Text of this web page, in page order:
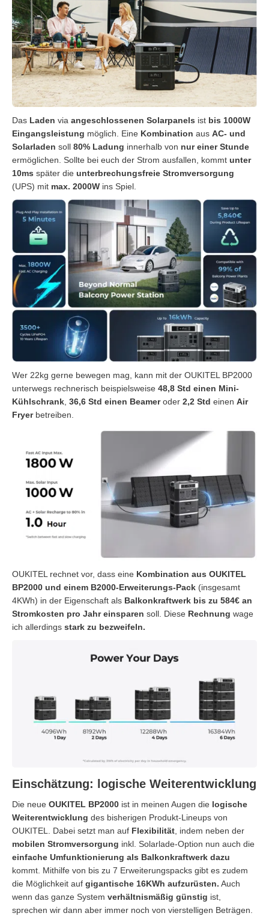
Das Laden via angeschlossenen Solarpanels ist bis 1000W
Eingangsleistung möglich. Eine Kombination aus AC- und
Solarladen soll 80% Ladung innerhalb von nur einer Stunde
ermöglichen. Sollte bei euch der Strom ausfallen, kommt unter
10ms später die unterbrechungsfreie Stromversorgung
(UPS) mit max. 2000W ins Spiel.
Wer 22kg gerne bewegen mag, kann mit der OUKITEL BP2000
unterwegs rechnerisch beispielsweise 48,8 Std einen Mini-
Kühlschrank 36,6 Std einen Beameroder 2,2 Std einen Air
Fryerbetreiben.
OUKITEL rechnet vor, dass eine Kombination aus OUKITEL
BP2000 und einem B2000-Erweiterungs-Pack (insgesamt
4KWh) in der Eigenschaft als Balkonkraftwerk bis zu 584€ an
Stromkosten pro Jahr einsparen soll. Diese Rechnung wage
ich allerdings stark zu bezweifeln.
Einschätzung: logische Weiterentwicklung
Die neue OUKITEL BP2000 ist in meinen Augen die logische
Weiterentwicklung des bisherigen Produkt-Lineups von
OUKITEL. Dabei setzt man auf Flexibilität, indem neben der
mobilen Stromversorgung inkl. Solarlade-Option nun auch die
einfache Umfunktionierung als Balkonkraftwerk dazu
kommt. Mithilfe von bis zu 7 Erweiterungspacks gibt es zudem
die Möglichkeit auf gigantische 16KWh aufzurüsten. Auch
wenn das ganze System verhältnismäßig günstig ist,
sprechen wir dann aber immer noch von vierstelligen Beträgen.